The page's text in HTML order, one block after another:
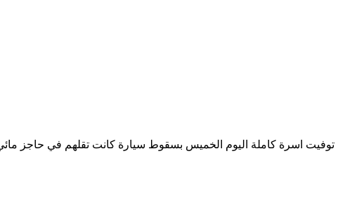
توفيت اسرة كاملة اليوم الخميس بسقوط سيارة كانت تقلهم في حاجز